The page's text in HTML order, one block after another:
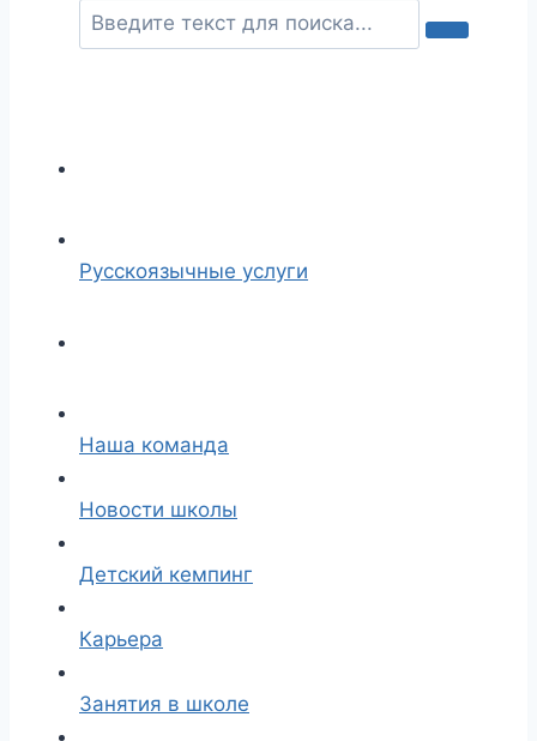
Русскоязычные услуги
Наша команда
Новости школы
Детский кемпинг
Карьера
Занятия в школе